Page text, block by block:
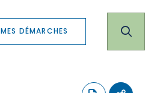
MES DÉMARCHES